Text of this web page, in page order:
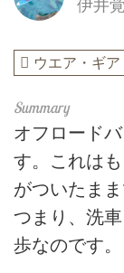
伊井覚
ウエア・ギア
オフロード
す。これは
がついたま
つまり、洗
歩なのです。